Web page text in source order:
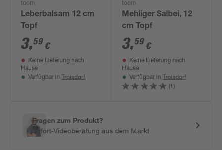
toom
Leberbalsam 12 cm
Topf
3,59 €
Keine Lieferung nach
Hause
Verfügbar in Troisdorf
toom
Mehliger Salbei, 12
cm Topf
3,59 €
Keine Lieferung nach
Hause
Verfügbar in Troisdorf
(1)
Fragen zum Produkt?
Sofort-Videoberatung aus dem Markt